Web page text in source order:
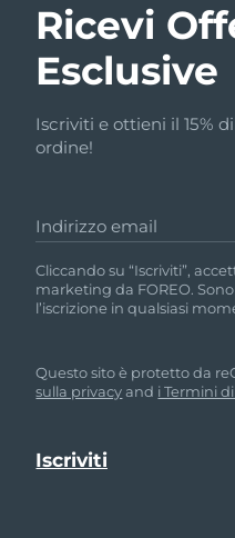
Ricevi
Esclusive
Iscriviti e ottieni il 15%
ordine!
Indirizzo email
Cliccando su “Iscriviti”,
marketing da FOREO.
l’iscrizione in qualsiasi
Questo sito è protetto da
sulla privacyand i Termini